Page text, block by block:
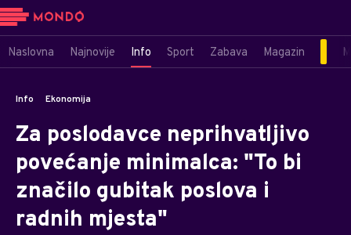
Naslovna Najnovije Info Sport Zabava Magazin
Info Ekonomija
Za poslodavce neprihvatljivo
povećanje minimalca: "To bi
značilo gubitak poslova i
radnih mjesta"